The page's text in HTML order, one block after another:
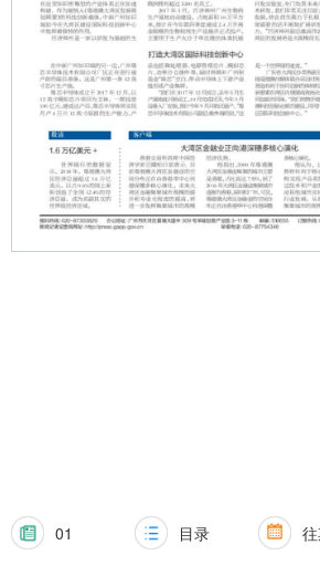
01 目录